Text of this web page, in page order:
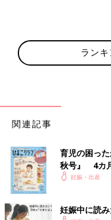
ラン
関連記事
育児の困っ
秋号』 4カ
いっぱい！
妊娠・出産
妊娠中に読